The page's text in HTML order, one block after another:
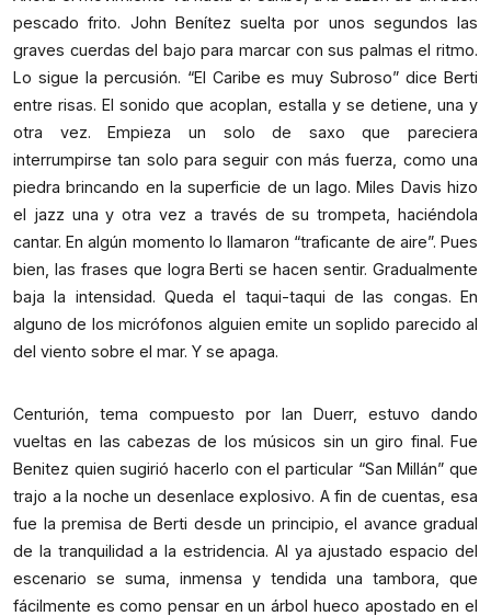
pescado frito. John Benítez suelta por unos segundos las
graves cuerdas del bajo para marcar con sus palmas el ritmo.
Lo sigue la percusión. “El Caribe es muy Subroso” dice Berti
entre risas. El sonido que acoplan, estalla y se detiene, una y
otra vez. Empieza un solo de saxo que pareciera
interrumpirse tan solo para seguir con más fuerza, como una
piedra brincando en la superficie de un lago. Miles Davis hizo
el jazz una y otra vez a través de su trompeta, haciéndola
cantar. En algún momento lo llamaron “traficante de aire”. Pues
bien, las frases que logra Berti se hacen sentir. Gradualmente
baja la intensidad. Queda el taqui-taqui de las congas. En
alguno de los micrófonos alguien emite un soplido parecido al
del viento sobre el mar. Y se apaga.
Centurión, tema compuesto por Ian Duerr, estuvo dando
vueltas en las cabezas de los músicos sin un giro final. Fue
Benitez quien sugirió hacerlo con el particular “San Millán” que
trajo a la noche un desenlace explosivo. A fin de cuentas, esa
fue la premisa de Berti desde un principio, el avance gradual
de la tranquilidad a la estridencia. Al ya ajustado espacio del
escenario se suma, inmensa y tendida una tambora, que
fácilmente es como pensar en un árbol hueco apostado en el